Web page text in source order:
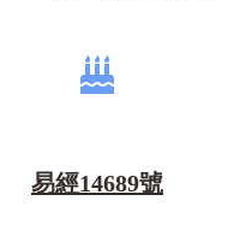
易經14689號